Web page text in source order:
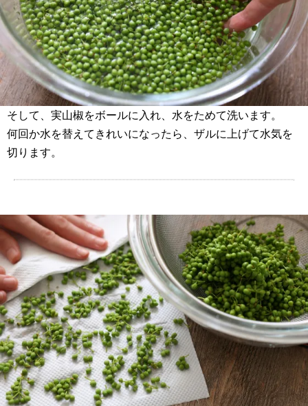
そして、実山椒をボールに入れ、水をためて洗います。
何回か水を替えてきれいになったら、ザルに上げて水気を
切ります。